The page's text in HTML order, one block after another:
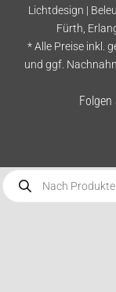
Lichtdesign |
Fürth,
* Alle Preise inkl.
und ggf.
Products
search